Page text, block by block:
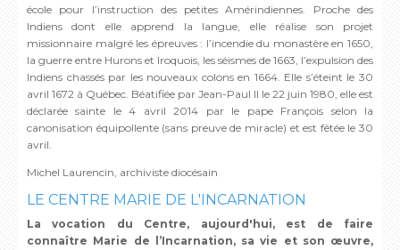
école pour l’instruction des petites Amérindiennes. Proche des
Indiens dont elle apprend la langue, elle réalise son projet
missionnaire malgré les épreuves : l’incendie du monastère en 1650,
la guerre entre Hurons et Iroquois, les séismes de 1663, l’expulsion des
Indiens chassés par les nouveaux colons en 1664. Elle s’éteint le 30
avril 1672 à Québec. Béatifiée par Jean-Paul II le 22 juin 1980, elle est
déclarée sainte le 4 avril 2014 par le pape François selon la
canonisation équipollente (sans preuve de miracle) et est fêtée le 30
avril.
Michel Laurencin, archiviste diocésain
LE CENTRE MARIE DE L'INCARNATION
La vocation du Centre, aujourd'hui, est de faire
connaître Marie de l’Incarnation, sa vie et son œuvre,